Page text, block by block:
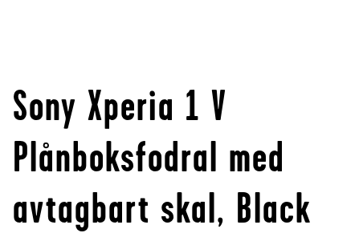
Sony Xperia 1 V
Plånboksfodral med
avtagbart skal, Black